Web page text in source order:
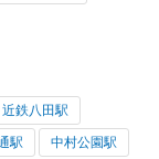
近鉄八田駅
駅 中村公園駅